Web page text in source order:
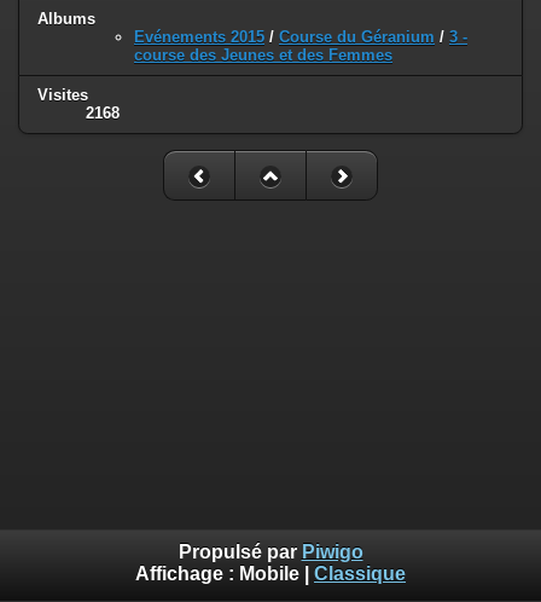
Albums
Evénements 2015 / Course du Géranium / 3 -
course des Jeunes et des Femmes
Visites
2168
Propulsé par Piwigo
Affichage : Mobile Classique